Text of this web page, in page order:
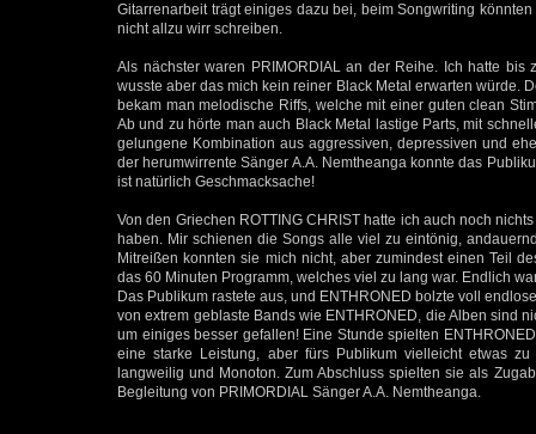
Gitarrenarbeit trägt einiges dazu bei, beim Songwriting
nicht allzu wirr schreiben.
Als nächster waren PRIMORDIAL an der Reihe. Ich hatte
wusste aber das mich kein reiner Black Metal erwarten würde.
bekam man melodische Riffs, welche mit einer guten clean
Ab und zu hörte man auch Black Metal lastige Parts, mit
gelungene Kombination aus aggressiven, depressiven und
der herumwirrente Sänger A.A. Nemtheanga konnte das
ist natürlich Geschmacksache!
Von den Griechen ROTTING CHRIST hatte ich auch noch
haben. Mir schienen die Songs alle viel zu eintönig,
Mitreißen konnten sie mich nicht, aber zumindest einen Teil
das 60 Minuten Programm, welches viel zu lang war. Endlich
Das Publikum rastete aus, und ENTHRONED bolzte voll
von extrem geblaste Bands wie ENTHRONED, die Alben sind
um einiges besser gefallen! Eine Stunde spielten
eine starke Leistung, aber fürs Publikum vielleicht etwas
langweilig und Monoton. Zum Abschluss spielten sie als
Begleitung von PRIMORDIAL Sänger A.A. Nemtheanga.